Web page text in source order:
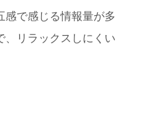
で感じる情報量が多
、リラックスしにくい